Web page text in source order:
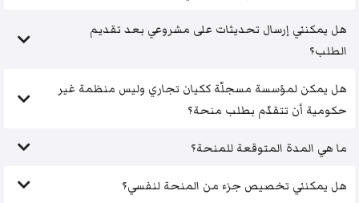
هل يمكنني إرسال تحديثات على مشروعي بعد تقديم
الطلب؟
هل يمكن لمؤسسة مسجلّة ككيان تجاري وليس منظمة غير
حكومية أن تتقدّم بطلب منحة؟
ما هي المدة المتوقعة للمنحة؟
هل يمكنني تخصيص جزء من المنحة لنفسي؟